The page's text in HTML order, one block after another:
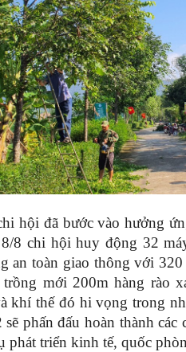
hội đã bước vào hưởng
8 chi hội huy động 32
an toàn giao thông với
mới 200m hàng rào
khí thế đó hi vọng trong
phấn đấu hoàn thành
phát triển kinh tế, quốc